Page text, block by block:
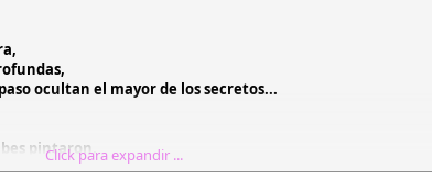
ocultan el mayor de los secretos...
pintaron,
Click para expandir ...